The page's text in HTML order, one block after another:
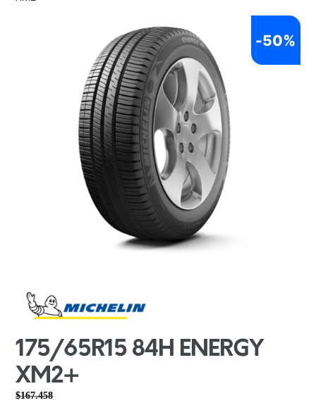
175/65R15 84H ENERGY
XM2+
$167.458
-50%